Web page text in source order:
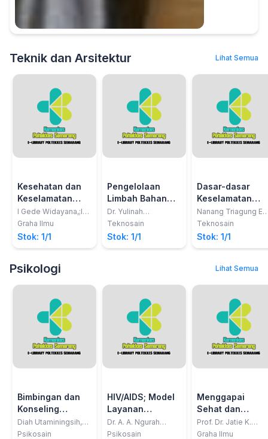
Teknik dan Arsitektur Lihat Semua
Kesehatan dan
Keselamatan
Kerja
I Gede Widayana,;I
Gede Wiratmaja
Graha Ilmu
Stok: 1/1
Pengelolaan
Limbah Bahan
Berbahaya &
Beracun (B3)
Dr. Yulinah
Trihadiningrum
Teknosain
Stok: 1/1
Dasar-dasar
Keselamatan
Radiasi
Nanang Triagung
Hermawan
Teknosain
Stok: 1/1
Psikologi Lihat Semua
Bimbingan dan
Konseling
Perkembangan
Remaja
Diah Utaminingsih,
S.Psi., M.A, Psi., Citra
Psikosain
HIV/AIDS; Model
Layanan
Profesional
Konseling
Dr. A. A. Ngurah
Adhiputra, M.Pd.
Psikosain
Menggapai
Sehat dan
Bahagia di Usia
Lanjut
Prof. Dr. Jatie K.
Pudjibudojo, S.U.,
Graha Ilmu